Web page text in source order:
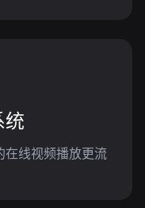
统
线视频播放更流